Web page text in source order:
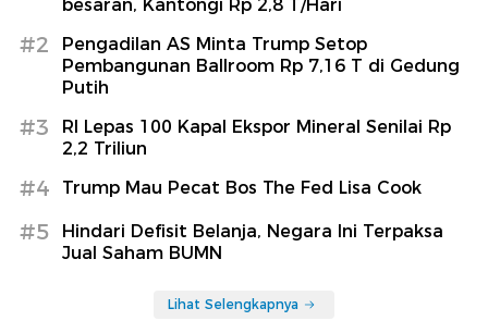
besaran, Kantongi Rp 2,8 T/Hari
#2
Pengadilan AS Minta Trump Setop
Pembangunan Ballroom Rp 7,16 T di Gedung
Putih
#3
RI Lepas 100 Kapal Ekspor Mineral Senilai Rp
2,2 Triliun
#4 Trump Mau Pecat Bos The Fed Lisa Cook
#5
Hindari Defisit Belanja, Negara Ini Terpaksa
Jual Saham BUMN
Lihat Selengkapnya